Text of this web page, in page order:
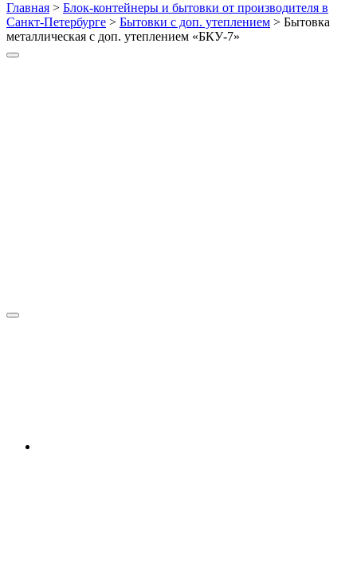
Главная > Блок-контейнеры и бытовки от производителя в
Санкт-Петербурге > Бытовки с доп. утеплением > Бытовка
металлическая с доп. утеплением «БКУ-7»